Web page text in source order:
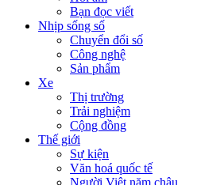
Bạn đọc viết
Nhịp sống số
Chuyển đổi số
Công nghệ
Sản phẩm
Xe
Thị trường
Trải nghiệm
Cộng đồng
Thế giới
Sự kiện
Văn hoá quốc tế
Người Việt năm châu